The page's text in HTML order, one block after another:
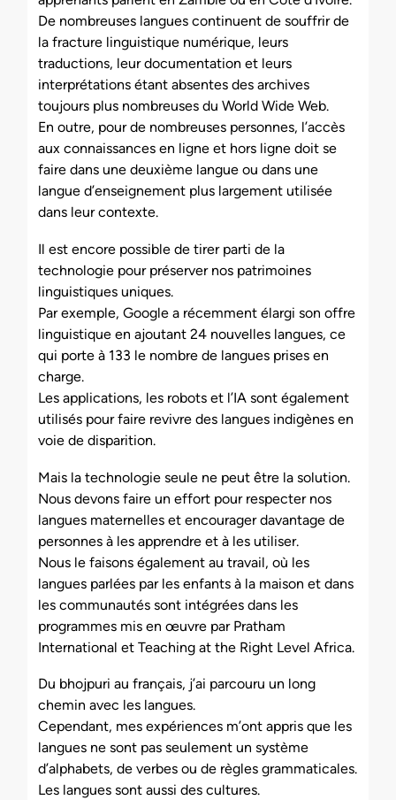
De nombreuses langues continuent de souffrir de
la fracture linguistique numérique, leurs
traductions, leur documentation et leurs
interprétations étant absentes des archives
toujours plus nombreuses du World Wide Web.
En outre, pour de nombreuses personnes, l’accès
aux connaissances en ligne et hors ligne doit se
faire dans une deuxième langue ou dans une
langue d’enseignement plus largement utilisée
dans leur contexte.
Il est encore possible de tirer parti de la
technologie pour préserver nos patrimoines
linguistiques uniques.
Par exemple, Google a récemment élargi son offre
linguistique en ajoutant 24 nouvelles langues, ce
qui porte à 133 le nombre de langues prises en
charge.
Les applications, les robots et l’IA sont également
utilisés pour faire revivre des langues indigènes en
voie de disparition.
Mais la technologie seule ne peut être la solution.
Nous devons faire un effort pour respecter nos
langues maternelles et encourager davantage de
personnes à les apprendre et à les utiliser.
Nous le faisons également au travail, où les
langues parlées par les enfants à la maison et dans
les communautés sont intégrées dans les
programmes mis en œuvre par Pratham
International et Teaching at the Right Level Africa.
Du bhojpuri au français, j’ai parcouru un long
chemin avec les langues.
Cependant, mes expériences m’ont appris que les
langues ne sont pas seulement un système
d’alphabets, de verbes ou de règles grammaticales.
Les langues sont aussi des cultures.